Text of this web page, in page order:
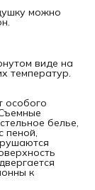
можно
виде на
температур.
особого
белье,
пеной,
к